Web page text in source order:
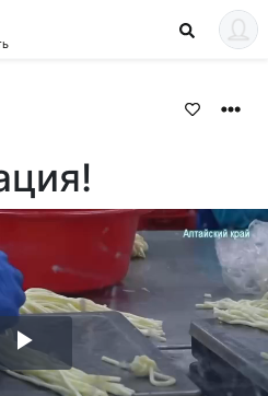
Воспроизвести